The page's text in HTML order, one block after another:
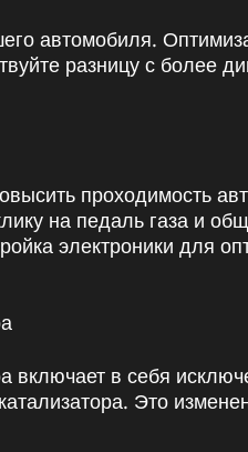
автомобиля.
разницу с более
проходимость
на педаль газа и
электроники для
включает в себя
Это